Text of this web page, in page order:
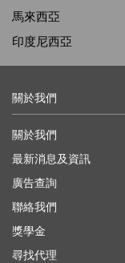
馬來西亞
印度尼西亞
關於我們
關於我們
最新消息及資訊
廣告查詢
聯絡我們
獎學金
尋找代理